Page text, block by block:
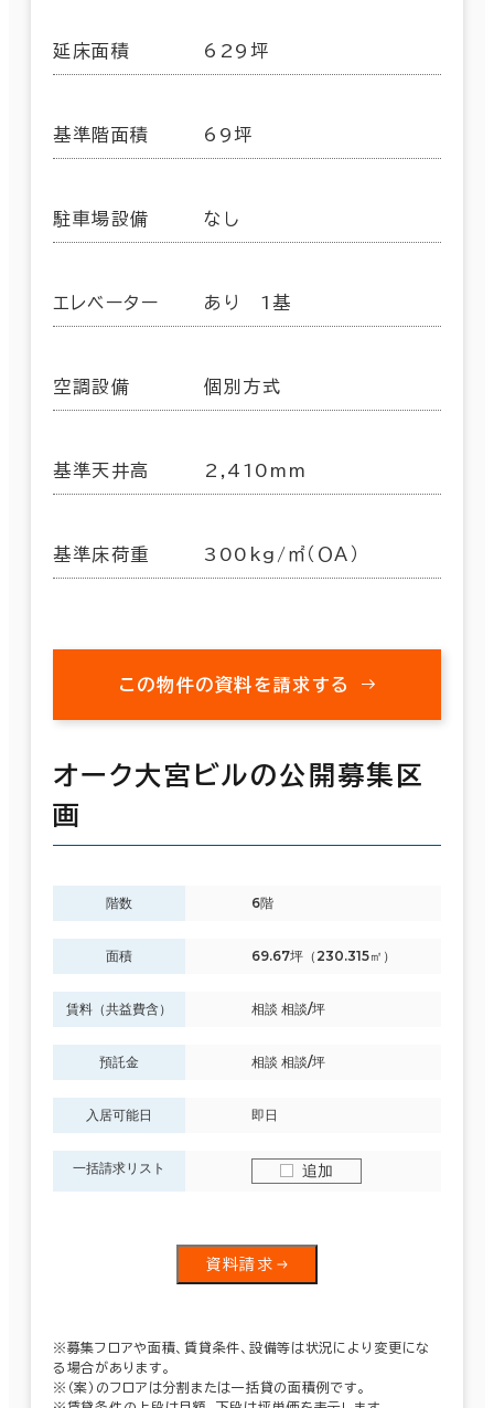
延床面積 629坪
基準階面積 69坪
駐車場設備 なし
エレベーター あり 1基
空調設備 個別方式
基準天井高 2,410mm
基準床荷重 300kg/㎡（ＯＡ）
この物件の資料を請求する
オーク大宮ビルの公開募集区
画
階数 6階
面積 69.67坪（230.315㎡）
賃料（共益費含） 相談 相談/坪
預託金 相談 相談/坪
入居可能日 即日
一括請求リスト 追加
資料請求
※募集フロアや面積、賃貸条件、設備等は状況により変更にな
る場合があります。
※（案）のフロアは分割または一括貸の面積例です。